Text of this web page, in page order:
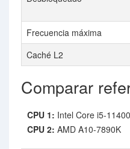
Frecuencia máxima
Caché L2
Comparar
CPU 1: Intel Core i5-
CPU 2: AMD A10-7890K